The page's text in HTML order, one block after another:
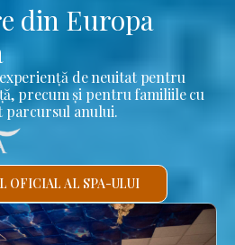
din Europa
de neuitat pentru
precum și pentru familiile cu
parcursul anului.
OFICIAL AL SPA-ULUI